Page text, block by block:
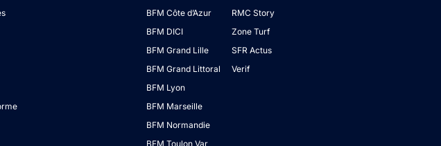
BFM Côte d’Azur
BFM DICI
BFM Grand Lille
BFM Grand Littoral
BFM Lyon
BFM Marseille
BFM Normandie
BFM Toulon Var
RMC Story
Zone Turf
SFR Actus
Verif